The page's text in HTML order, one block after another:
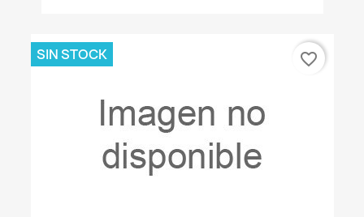
SIN STOCK favorite_border